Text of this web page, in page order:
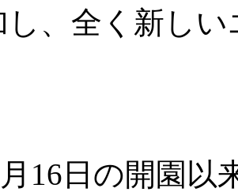
し、全く新し
16日の開園